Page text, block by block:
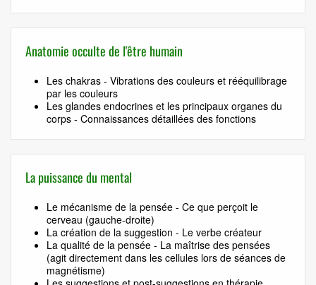
Anatomie occulte de l'être humain
Les chakras - Vibrations des couleurs et rééquilibrage
par les couleurs
Les glandes endocrines et les principaux organes du
corps - Connaissances détaillées des fonctions
La puissance du mental
Le mécanisme de la pensée - Ce que perçoit le
cerveau (gauche-droite)
La création de la suggestion - Le verbe créateur
La qualité de la pensée - La maîtrise des pensées
(agit directement dans les cellules lors de séances de
magnétisme)